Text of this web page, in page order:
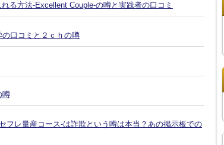
る方法-Excellent Couple-の噂と実践者の口コミ
口コミと２ｃｈの噂
噂
フレ量産コース-は詐欺という噂は本当？あの掲示板での